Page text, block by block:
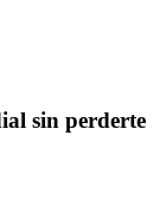
sin perderte